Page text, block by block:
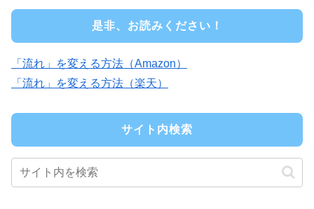
是非、お読みください！
「流れ」を変える方法（Amazon）
「流れ」を変える方法（楽天）
サイト内検索